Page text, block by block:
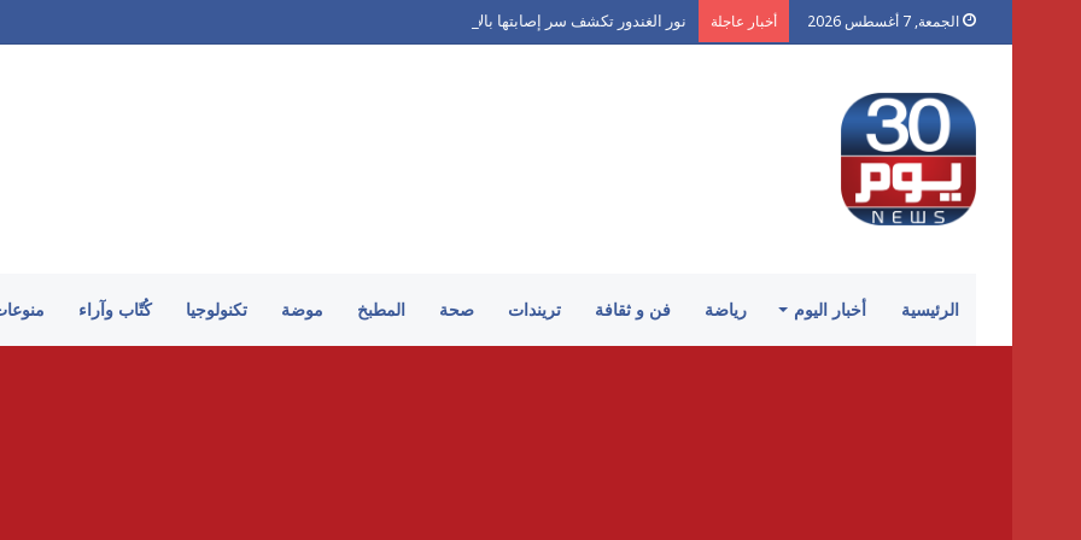
الجمعة, 7 أغسطس 2026 أخبار عاجلة نور الغندور تكشف سر إصابتها بالاكتئاب وحكاية الصندوق المغلق
الرئيسية أخبار اليوم رياضة فن و ثقافة تريندات صحة المطبخ موضة تكنولوجيا كُتّاب وآراء